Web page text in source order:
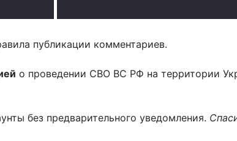
публикации комментариев.
о проведении СВО ВС РФ на территории
без предварительного уведомления.